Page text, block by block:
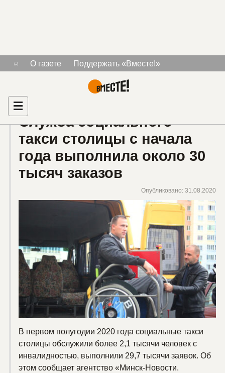
О газете
Поддержать «Вместе!»
Рекламодателям
Главная
Тема «инвалиды 1 группы»
Служба социального
такси столицы с начала
года выполнила около 30
тысяч заказов
Опубликовано: 31.08.2020
В первом полугодии 2020 года социальные такси
столицы обслужили более 2,1 тысячи человек с
инвалидностью, выполнили 29,7 тысячи заявок. Об
этом сообщает агентство «Минск-Новости.